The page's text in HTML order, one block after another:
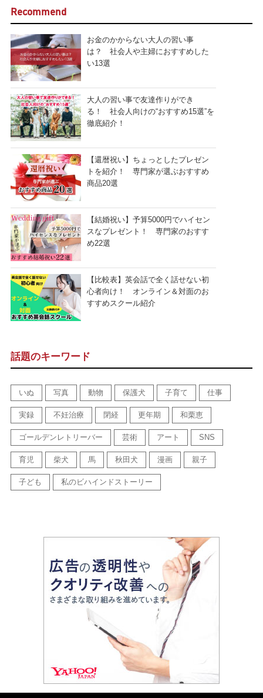
Recommend
お金のかからない大人の習い事
は？ 社会人や主婦におすすめした
い13選
大人の習い事で友達作りができ
る！ 社会人向けの“おすすめ15選”を
徹底紹介！
【還暦祝い】ちょっとしたプレゼン
トを紹介！ 専門家が選ぶおすすめ
商品20選
【結婚祝い】予算5000円でハイセン
スなプレゼント！ 専門家のおすす
め22選
【比較表】英会話で全く話せない初
心者向け！ オンライン＆対面のお
すすめスクール紹介
話題のキーワード
いぬ 写真 動物 保護犬 子育て 仕事
実録 不妊治療 閉経 更年期 和栗恵
ゴールデンレトリーバー 芸術 アート SNS
育児 柴犬 馬 秋田犬 漫画 親子
子ども 私のビハインドストーリー